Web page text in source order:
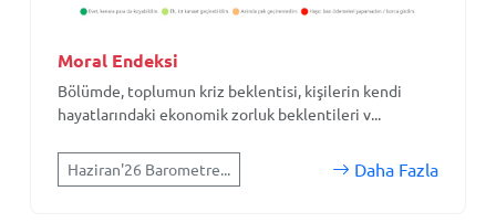
Moral Endeksi
Bölümde, toplumun kriz beklentisi, kişilerin kendi
hayatlarındaki ekonomik zorluk beklentileri v...
Haziran'26 Barometre... Daha Fazla